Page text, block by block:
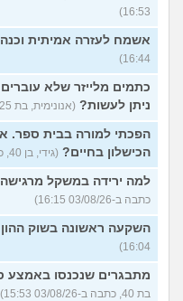
16:53)
אשמח לעזרה אמיתית וכנה
16:44)
כתמים מלייזר שלא עוברים
ניתן לעשות? (אנונימית, בת 25, כתבה ב-03/08/26 16:33)
הפכתי למורה בבית ספר.
הכישלון בחיים? (גידי, בן 40, כתב ב-03/08/26 16:24)
למה ירידה במשקל
כתבה ב-03/08/26 16:15)
השקעה ראשונה בשוק ההון
16:04)
מתבגרים שנכנסו באמצע
בת 40, כתבה ב-03/08/26 15:53)